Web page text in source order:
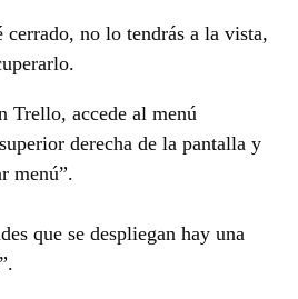
no lo tendrás a la vista,
Trello, accede al menú
derecha de la pantalla y
menú”.
que se despliegan hay una